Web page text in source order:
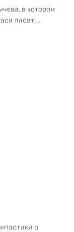
в котором
писат...
о